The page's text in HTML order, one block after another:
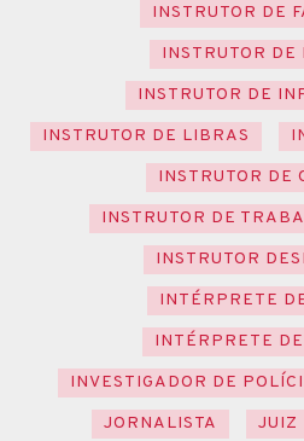
INSTRUTOR DE
INSTRUTOR DE
INSTRUTOR DE
INSTRUTOR DE LIBRAS
INSTRUTOR DE
INSTRUTOR DE
INSTRUTOR
INTÉRPRETE
INTÉRPRETE
INVESTIGADOR DE
JORNALISTA
JUIZ